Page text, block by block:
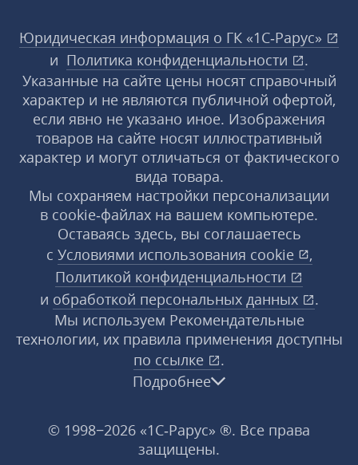
Юридическая информация о ГК «1С‑Рарус»
и Политика конфиденциальности
.
Указанные на сайте цены носят справочный
характер и не являются публичной офертой,
если явно не указано иное. Изображения
товаров на сайте носят иллюстративный
характер и могут отличаться от фактического
вида товара.
Мы сохраняем настройки персонализации
в cookie‑файлах на вашем компьютере.
Оставаясь здесь, вы соглашаетесь
с Условиями использования cookie
,
Политикой конфиденциальности
и обработкой персональных данных
.
Мы используем Рекомендательные
технологии, их правила применения доступны
по ссылке
.
Подробнее
© 1998−2026 «1С‑Рарус» ®. Все права
защищены.